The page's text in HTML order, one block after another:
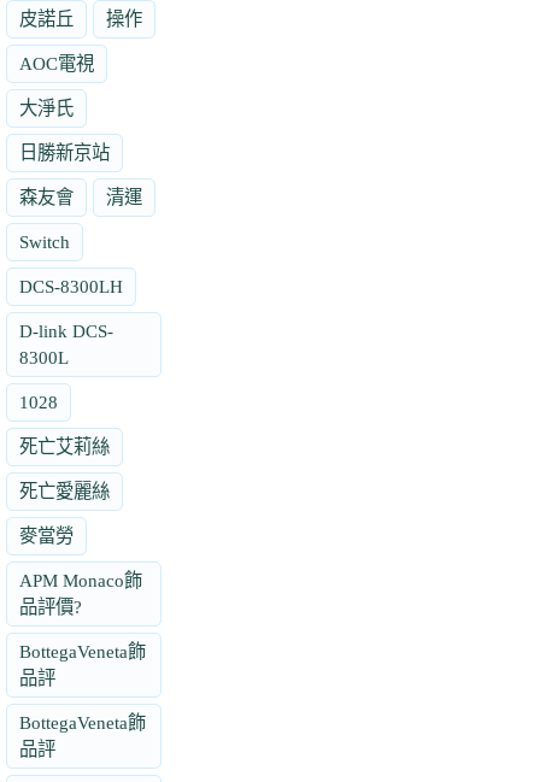
皮諾丘 操作
AOC電視
大淨氏
日勝新京站
森友會 清運
Switch
DCS-8300LH
D-link DCS-
8300L
1028
死亡艾莉絲
死亡愛麗絲
麥當勞
APM Monaco飾
品評價?
BottegaVeneta飾
品評
BottegaVeneta飾
品評